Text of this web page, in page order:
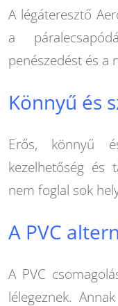
A légáteresztő
a
penészedést és a
Könnyű és
Erős, könnyű
kezelhetőség és
nem foglal sok
A PVC
A PVC
lélegeznek.